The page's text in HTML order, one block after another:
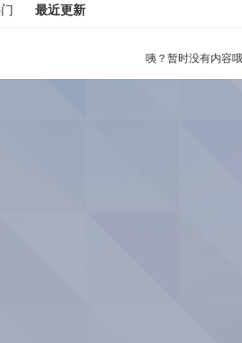
最近更新
咦？暂时没有内容